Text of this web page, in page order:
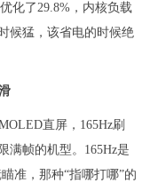
化了29.8%，内核负载
候猛，该省电的时候绝
直屏，165Hz刷
满帧的机型。165Hz是
准，那种“指哪打哪”的